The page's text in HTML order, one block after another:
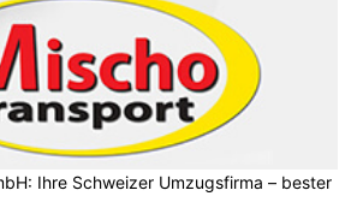
Ihre Schweizer Umzugsfirma – bester